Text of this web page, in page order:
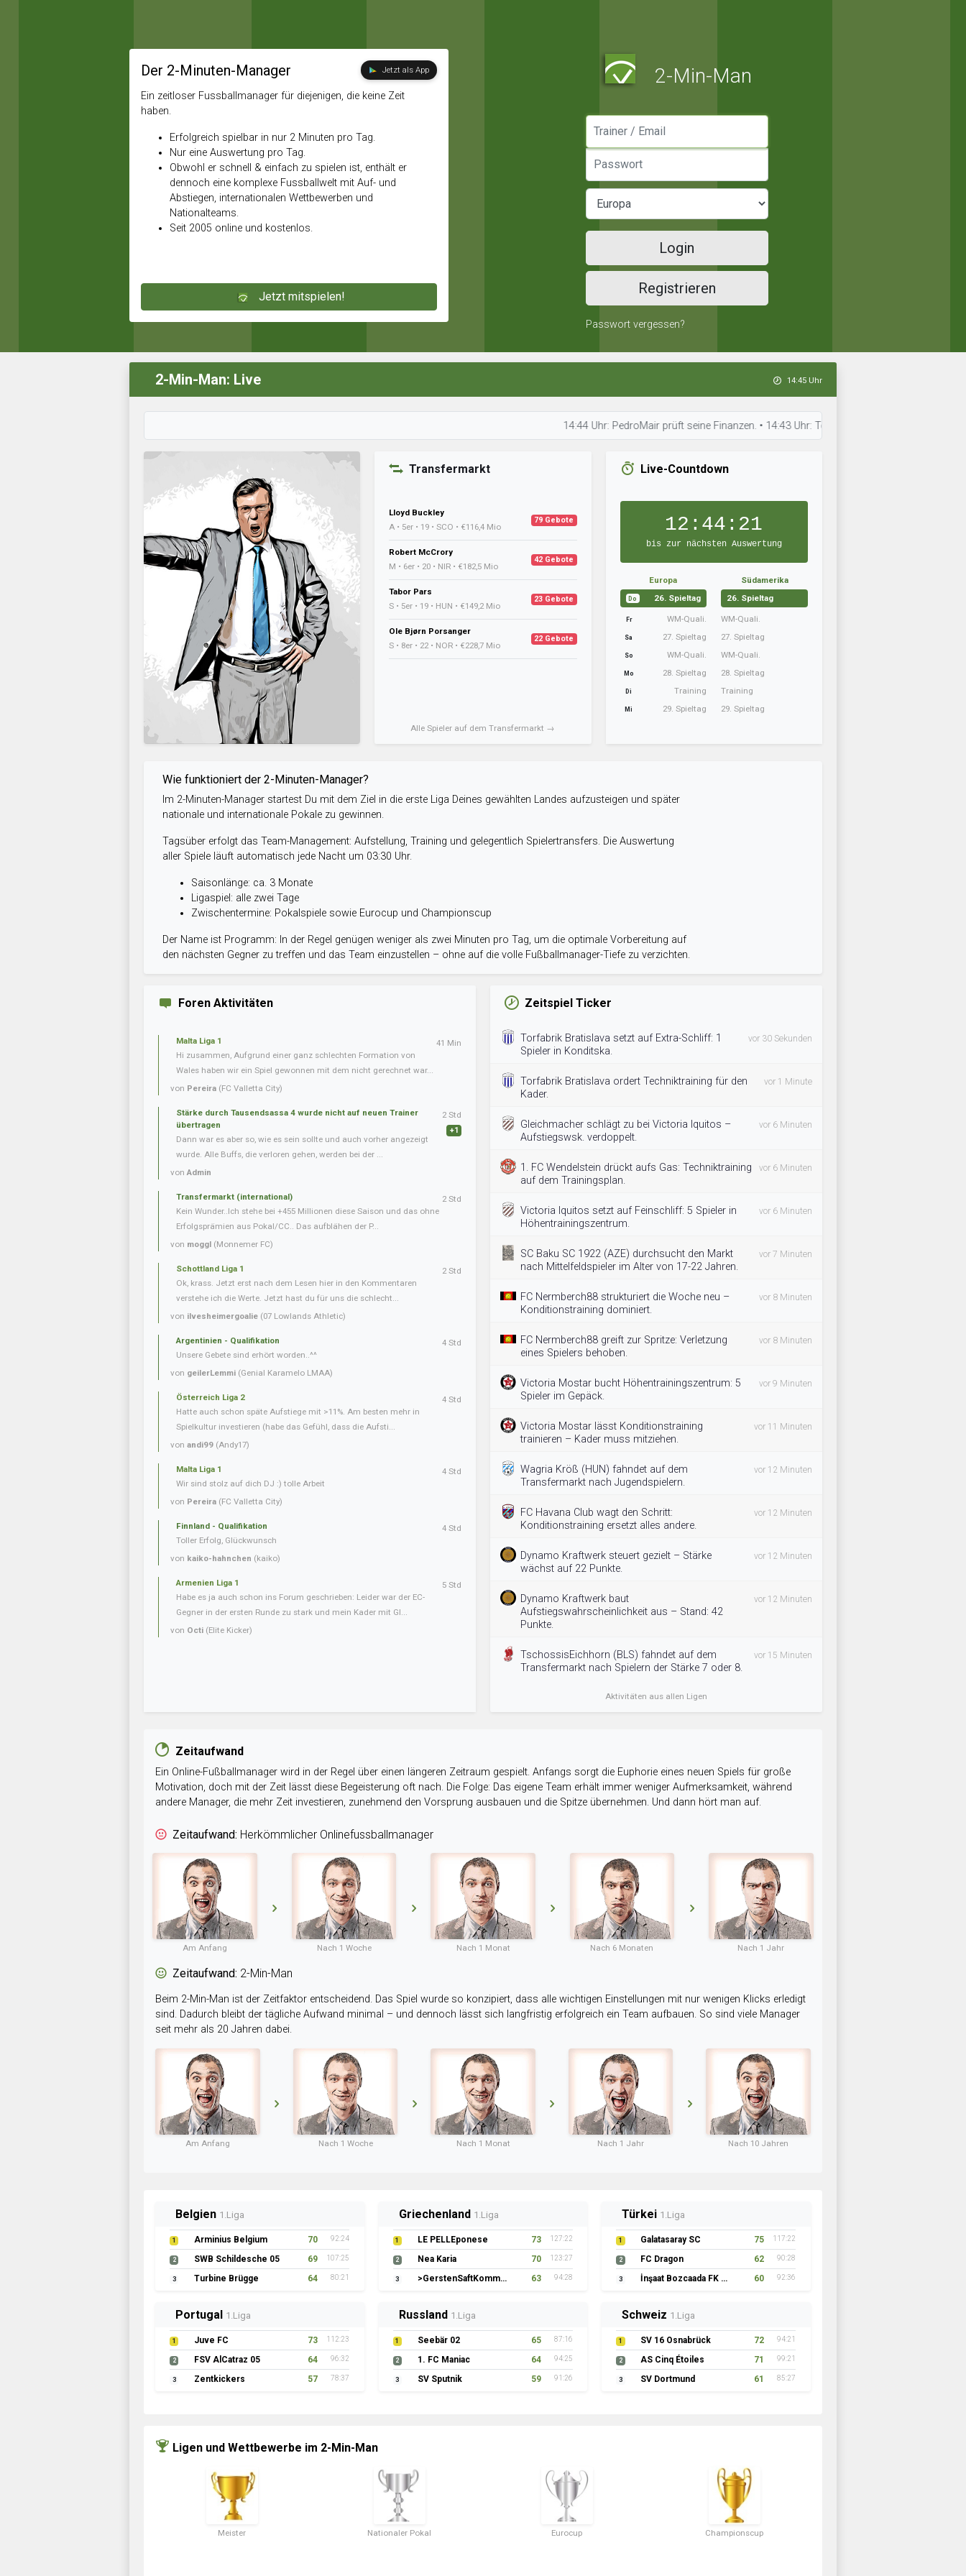
Der 2-Minuten-Manager Jetzt als App
Ein zeitloser Fussballmanager für diejenigen, die keine Zeit
haben.
Erfolgreich spielbar in nur 2 Minuten pro Tag.
Nur eine Auswertung pro Tag.
Obwohl er schnell & einfach zu spielen ist, enthält er
dennoch eine komplexe Fussballwelt mit Auf- und
Abstiegen, internationalen Wettbewerben und
Nationalteams.
Seit 2005 online und kostenlos.
Jetzt mitspielen!
2-Min-Man
Login
Registrieren
Passwort vergessen?
2-Min-Man: Live 14:45 Uhr
14:44 Uhr: PedroMair prüft seine Finanzen. • 14:43 Uhr: Torfabrik Bratislava hat neue Taktiken
Transfermarkt
Lloyd Buckley
A • 5er • 19 • SCO • €116,4 Mio
79 Gebote
Robert McCrory
M • 6er • 20 • NIR • €182,5 Mio
42 Gebote
Tabor Pars
S • 5er • 19 • HUN • €149,2 Mio
23 Gebote
Ole Bjørn Porsanger
S • 8er • 22 • NOR • €228,7 Mio
22 Gebote
Alle Spieler auf dem Transfermarkt →
Live-Countdown
12:44:20
bis zur nächsten Auswertung
Europa
Do 26. Spieltag
Fr WM-Quali.
Sa 27. Spieltag
So WM-Quali.
Mo 28. Spieltag
Di Training
Mi 29. Spieltag
Südamerika
26. Spieltag
WM-Quali.
27. Spieltag
WM-Quali.
28. Spieltag
Training
29. Spieltag
Wie funktioniert der 2-Minuten-Manager?
Im 2-Minuten-Manager startest Du mit dem Ziel in die erste Liga Deines gewählten Landes aufzusteigen und später
nationale und internationale Pokale zu gewinnen.
Tagsüber erfolgt das Team-Management: Aufstellung, Training und gelegentlich Spielertransfers. Die Auswertung
aller Spiele läuft automatisch jede Nacht um 03:30 Uhr.
Saisonlänge: ca. 3 Monate
Ligaspiel: alle zwei Tage
Zwischentermine: Pokalspiele sowie Eurocup und Championscup
Der Name ist Programm: In der Regel genügen weniger als zwei Minuten pro Tag, um die optimale Vorbereitung auf
den nächsten Gegner zu treffen und das Team einzustellen – ohne auf die volle Fußballmanager-Tiefe zu verzichten.
Foren Aktivitäten
Malta Liga 1
Hi zusammen, Aufgrund einer ganz schlechten Formation von
Wales haben wir ein Spiel gewonnen mit dem nicht gerechnet war...
von Pereira (FC Valletta City)
41 Min
Stärke durch Tausendsassa 4 wurde nicht auf neuen Trainer
übertragen
Dann war es aber so, wie es sein sollte und auch vorher angezeigt
wurde. Alle Buffs, die verloren gehen, werden bei der ...
vonAdmin
2 Std
+1
Transfermarkt (international)
Kein Wunder..Ich stehe bei +455 Millionen diese Saison und das ohne
Erfolgsprämien aus Pokal/CC.. Das aufblähen der P...
von moggl (Monnemer FC)
2 Std
Schottland Liga 1
Ok, krass. Jetzt erst nach dem Lesen hier in den Kommentaren
verstehe ich die Werte. Jetzt hast du für uns die schlecht...
von ilvesheimergoalie (07 Lowlands Athletic)
2 Std
Argentinien - Qualifikation
Unsere Gebete sind erhört worden..^^
von geilerLemmi (Genial Karamelo LMAA)
4 Std
Österreich Liga 2
Hatte auch schon späte Aufstiege mit >11%. Am besten mehr in
Spielkultur investieren (habe das Gefühl, dass die Aufsti...
von andi99 (Andy17)
4 Std
Malta Liga 1
Wir sind stolz auf dich DJ :) tolle Arbeit
von Pereira (FC Valletta City)
4 Std
Finnland - Qualifikation
Toller Erfolg, Glückwunsch
von kaiko-hahnchen (kaiko)
4 Std
Armenien Liga 1
Habe es ja auch schon ins Forum geschrieben: Leider war der EC-
Gegner in der ersten Runde zu stark und mein Kader mit Gl...
von Octi (Elite Kicker)
5 Std
Zeitspiel Ticker
Torfabrik Bratislava setzt auf Extra-Schliff: 1
Spieler in Konditska.
vor 30 Sekunden
Torfabrik Bratislava ordert Techniktraining für den
Kader.
vor 1 Minute
Gleichmacher schlägt zu bei Victoria Iquitos –
Aufstiegswsk. verdoppelt.
vor 6 Minuten
1. FC Wendelstein drückt aufs Gas: Techniktraining
auf dem Trainingsplan.
vor 6 Minuten
Victoria Iquitos setzt auf Feinschliff: 5 Spieler in
Höhentrainingszentrum.
vor 6 Minuten
SC Baku SC 1922 (AZE) durchsucht den Markt
nach Mittelfeldspieler im Alter von 17-22 Jahren.
vor 7 Minuten
FC Nermberch88 strukturiert die Woche neu –
Konditionstraining dominiert.
vor 8 Minuten
FC Nermberch88 greift zur Spritze: Verletzung
eines Spielers behoben.
vor 8 Minuten
Victoria Mostar bucht Höhentrainingszentrum: 5
Spieler im Gepäck.
vor 9 Minuten
Victoria Mostar lässt Konditionstraining
trainieren – Kader muss mitziehen.
vor 11 Minuten
Wagria Kröß (HUN) fahndet auf dem
Transfermarkt nach Jugendspielern.
vor 12 Minuten
FC Havana Club wagt den Schritt:
Konditionstraining ersetzt alles andere.
vor 12 Minuten
Dynamo Kraftwerk steuert gezielt – Stärke
wächst auf 22 Punkte.
vor 12 Minuten
Dynamo Kraftwerk baut
Aufstiegswahrscheinlichkeit aus – Stand: 42
Punkte.
vor 12 Minuten
TschossisEichhorn (BLS) fahndet auf dem
Transfermarkt nach Spielern der Stärke 7 oder 8.
vor 15 Minuten
Aktivitäten aus allen Ligen
Zeitaufwand
Ein Online-Fußballmanager wird in der Regel über einen längeren Zeitraum gespielt. Anfangs sorgt die Euphorie eines neuen Spiels für große
Motivation, doch mit der Zeit lässt diese Begeisterung oft nach. Die Folge: Das eigene Team erhält immer weniger Aufmerksamkeit, während
andere Manager, die mehr Zeit investieren, zunehmend den Vorsprung ausbauen und die Spitze übernehmen. Und dann hört man auf.
Zeitaufwand: Herkömmlicher Onlinefussballmanager
Am Anfang Nach 1 Woche Nach 1 Monat Nach 6 Monaten Nach 1 Jahr
Zeitaufwand: 2-Min-Man
Beim 2-Min-Man ist der Zeitfaktor entscheidend. Das Spiel wurde so konzipiert, dass alle wichtigen Einstellungen mit nur wenigen Klicks erledigt
sind. Dadurch bleibt der tägliche Aufwand minimal – und dennoch lässt sich langfristig erfolgreich ein Team aufbauen. So sind viele Manager
seit mehr als 20 Jahren dabei.
Am Anfang Nach 1 Woche Nach 1 Monat Nach 1 Jahr Nach 10 Jahren
Belgien 1.Liga
1 Arminius Belgium 70 92:24
2 SWB Schildesche 05 69 107:25
3 Turbine Brügge 64 80:21
Griechenland 1.Liga
1 LE PELLEponese 73 127:22
2 Nea Karia 70 123:27
3 >GerstenSaftKommando 63 94:28
Türkei 1.Liga
1 Galatasaray SC 75 117:22
2 FC Dragon 62 90:28
3 İnşaat Bozcaada FK 1957 60 92:36
Portugal 1.Liga
1 Juve FC 73 112:23
2 FSV AlCatraz 05 64 96:32
3 Zentkickers 57 78:37
Russland 1.Liga
1 Seebär 02 65 87:16
2 1. FC Maniac 64 94:25
3 SV Sputnik 59 91:26
Schweiz 1.Liga
1 SV 16 Osnabrück 72 94:21
2 AS Cinq Étoiles 71 99:21
3 SV Dortmund 61 85:27
Ligen und Wettbewerbe im 2-Min-Man
Meister Nationaler Pokal Eurocup Championscup